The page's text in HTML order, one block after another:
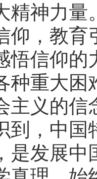
精神力
仰，教
悟信仰的
种重大
主义的
到，中国
是发展